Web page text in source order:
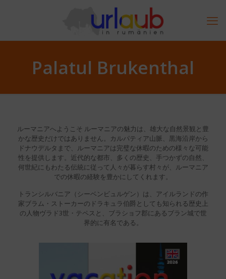
Palatul Brukenthal
ルーマニアへようこそ ルーマニアの魅力は、雄大な自然景観と豊
かな歴史だけではありません。カルパティア山脈、黒海沿岸から
ドナウデルタまで、ルーマニアは完璧な休暇のための様々な可能
性を提供します。近代的な都市、多くの歴史、手つかずの自然、
何世紀にもわたる伝統に従って人々が暮らす村々が、ルーマニア
での休暇の経験を豊かにしてくれます。
トランシルバニア（シーベンビュルゲン）は、アイルランドの作
家ブラム・ストーカーのドラキュラ伯爵としても知られる歴史上
の人物ヴラド3世・テペスと、ブラショフ郡にあるブラン城で世
界的に有名である。